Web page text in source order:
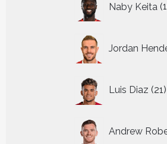
Naby Keita
Jordan
Luis Diaz 21
Andrew